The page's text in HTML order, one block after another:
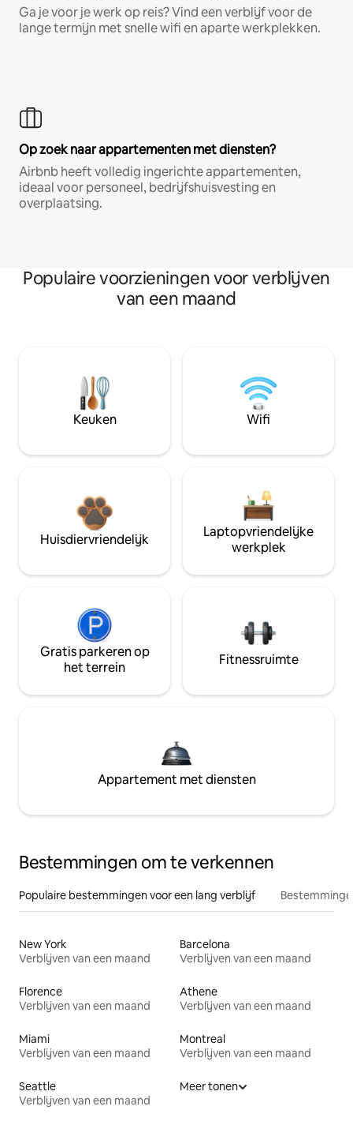
Ga je voor je werk op reis? Vind een verblijf voor de
lange termijn met snelle wifi en aparte werkplekken.
Op zoek naar appartementen met diensten?
Airbnb heeft volledig ingerichte appartementen,
ideaal voor personeel, bedrijfshuisvesting en
overplaatsing.
Populaire voorzieningen voor verblijven
van een maand
Keuken Wifi
Huisdiervriendelijk
Laptopvriendelijke
werkplek
Gratis parkeren op
het terrein
Fitnessruimte
Appartement met diensten
Bestemmingen om te verkennen
Populaire bestemmingen voor een lang verblijf
New York
Verblijven van een maand
Barcelona
Verblijven van een maand
Florence
Verblijven van een maand
Athene
Verblijven van een maand
Miami
Verblijven van een maand
Montreal
Verblijven van een maand
Seattle
Verblijven van een maand
Meer tonen